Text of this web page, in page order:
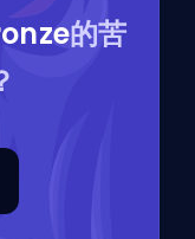
的苦